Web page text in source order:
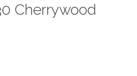
Cherrywood